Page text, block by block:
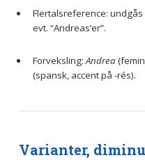
Flertalsreference:
evt. “Andreas’er”.
Forveksling:Andrea
(spansk, accent på -rés).
Varianter,